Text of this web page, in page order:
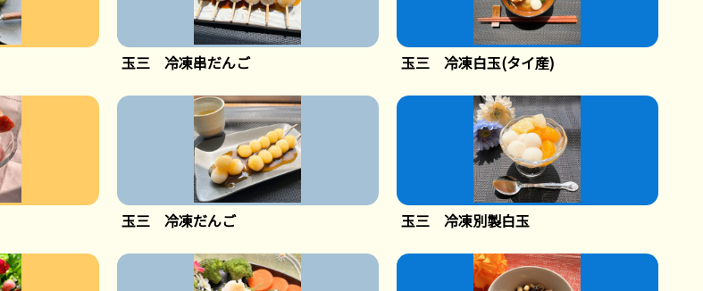
玉三 冷凍串だんご 玉三 冷凍白玉(タイ産)
玉三 冷凍だんご 玉三 冷凍別製白玉